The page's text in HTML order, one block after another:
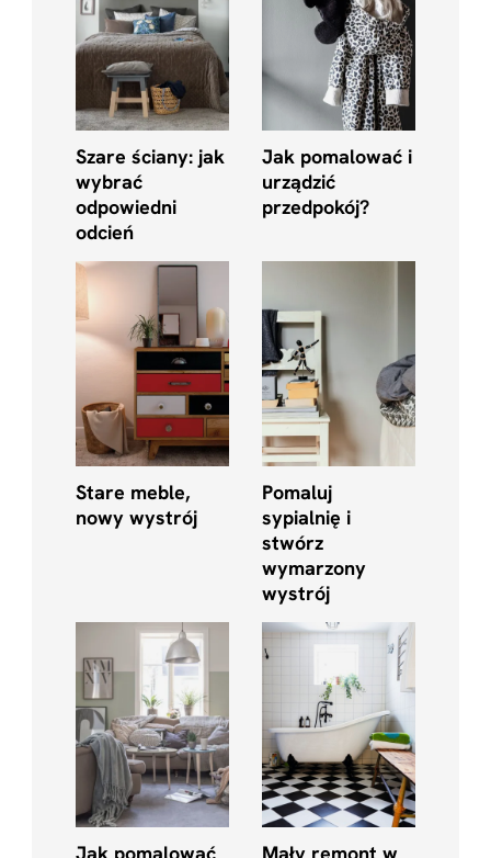
Szare ściany: jak
wybrać
odpowiedni
odcień
Jak pomalować i
urządzić
przedpokój?
Stare meble,
nowy wystrój
Pomaluj
sypialnię i
stwórz
wymarzony
wystrój